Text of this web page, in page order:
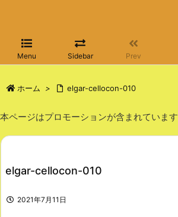
Menu Sidebar Prev
ホーム > elgar-cellocon-010
本ページはプロモーションが含まれています
elgar-cellocon-010
2021年7月11日